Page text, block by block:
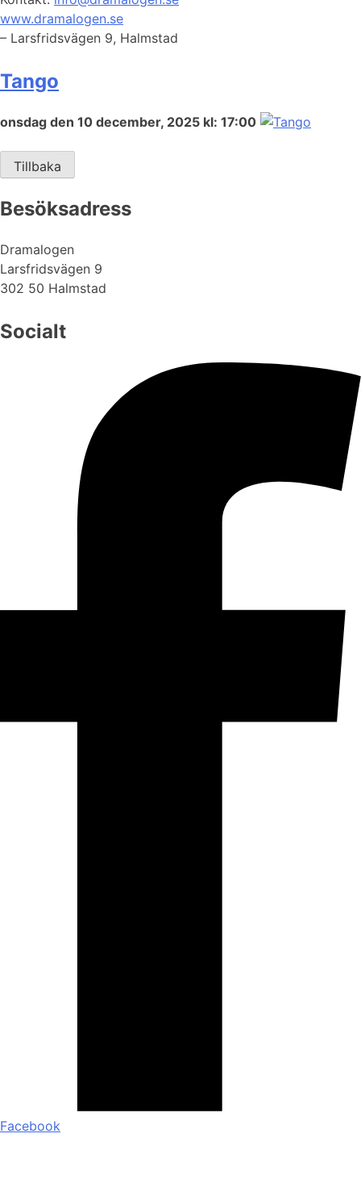
www.dramalogen.se
– Larsfridsvägen 9, Halmstad
Tango
onsdag den 10 december, 2025 kl: 17:00
Tillbaka
Besöksadress
Dramalogen
Larsfridsvägen 9
302 50 Halmstad
Socialt
Facebook